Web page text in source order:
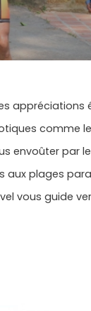
appréciations
comme
envoûter par
aux plages
vous guide